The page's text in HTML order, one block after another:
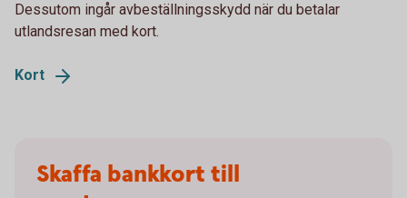
Dessutom ingår avbeställningsskydd när du betalar
utlandsresan med kort.
Kort
Skaffa bankkort till